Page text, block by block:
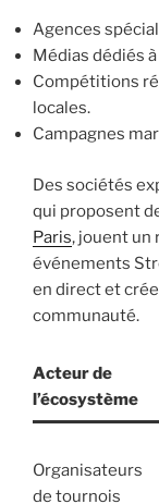
Agences
Médias dédiés
Compétitions
locales.
Campagnes
Des sociétés
qui proposent
Paris, jouent un
événements
en direct et
communauté.
Acteur de
l’écosystème
Organisateurs
de tournois